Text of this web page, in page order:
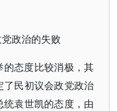
政治的失败
态度比较消极，其
民初议会政党政治
袁世凯的态度，由